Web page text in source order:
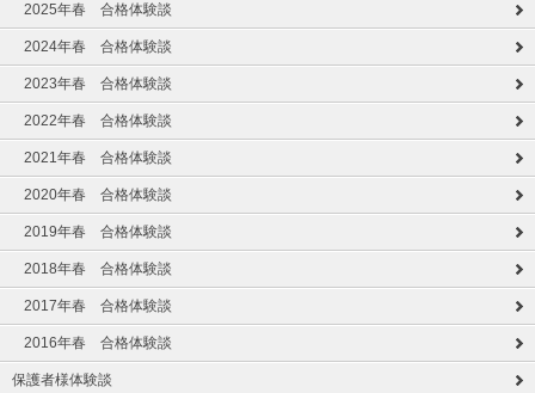
2025年春 合格体験談
2024年春 合格体験談
2023年春 合格体験談
2022年春 合格体験談
2021年春 合格体験談
2020年春 合格体験談
2019年春 合格体験談
2018年春 合格体験談
2017年春 合格体験談
2016年春 合格体験談
保護者様体験談